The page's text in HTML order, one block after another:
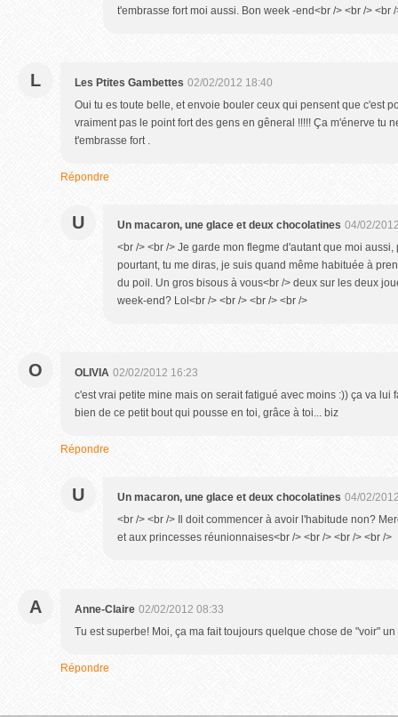
t'embrasse fort moi aussi. Bon week -end<br /> <br /> <br
L Les Ptites Gambettes 02/02/2012 18:40
Oui tu es toute belle, et envoie bouler ceux qui pensent que c'est
vraiment pas le point fort des gens en gêneral !!!!! Ça m'énerve tu
t'embrasse fort .
Répondre
U Un macaron, une glace et deux chocolatines 04/02/
<br /> <br /> Je garde mon flegme d'autant que moi aussi,
pourtant, tu me diras, je suis quand même habituée à
du poil. Un gros bisous à vous<br /> deux sur les deux
week-end? Lol<br /> <br /> <br /> <br />
O OLIVIA 02/02/2012 16:23
c'est vrai petite mine mais on serait fatigué avec moins :)) ça va lui
bien de ce petit bout qui pousse en toi, grâce à toi... biz
Répondre
U Un macaron, une glace et deux chocolatines 04/02/
<br /> <br /> Il doit commencer à avoir l'habitude non?
et aux princesses réunionnaises<br /> <br /> <br /> <br />
A Anne-Claire 02/02/2012 08:33
Tu est superbe! Moi, ça ma fait toujours quelque chose de "voir"
Répondre